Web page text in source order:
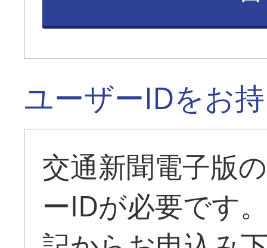
ユーザーIDをお
交通新聞電子版
ーIDが必要です